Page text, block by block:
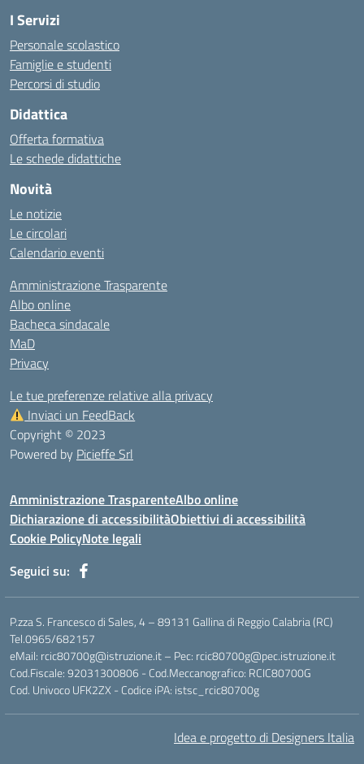
I Servizi
Personale scolastico
Famiglie e studenti
Percorsi di studio
Didattica
Offerta formativa
Le schede didattiche
Novità
Le notizie
Le circolari
Calendario eventi
Amministrazione Trasparente
Albo online
Bacheca sindacale
MaD
Privacy
Le tue preferenze relative alla privacy
Inviaci un FeedBack
Copyright © 2023
Powered by Picieffe Srl
Amministrazione TrasparenteAlbo online
Dichiarazione di accessibilitàObiettivi di accessibilità
Cookie PolicyNote legali
Seguici su:
P.zza S. Francesco di Sales, 4 – 89131 Gallina di Reggio Calabria (RC)
Tel.0965/682157
eMail: rcic80700g@istruzione.it – Pec: rcic80700g@pec.istruzione.it
Cod.Fiscale: 92031300806 - Cod.Meccanografico: RCIC80700G
Cod. Univoco UFK2ZX - Codice iPA: istsc_rcic80700g
Idea e progetto di Designers Italia